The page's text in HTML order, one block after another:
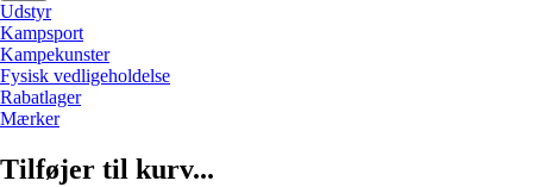
Udstyr
Kampsport
Kampekunster
Fysisk vedligeholdelse
Rabatlager
Mærker
Tilføjer til kurv...